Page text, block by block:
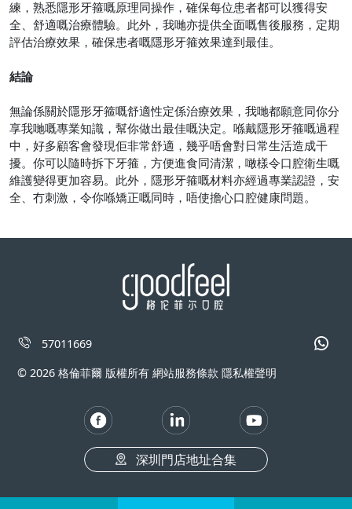
練，熟悉隱形牙箍嘅原理同操作，確保每位患者都可以獲得安
全、舒適嘅治療體驗。此外，我哋亦提供全面嘅售後服務，定期
評估治療效果，確保患者嘅隱形牙箍效果達到最佳。
結論
無論係關於隱形牙箍嘅舒適性定係治療效果，我哋都願意同你分
享我哋嘅專業知識，幫你做出最佳嘅決定。喺戴隱形牙箍嘅過程
中，好多顧客會發現佢非常舒適，幾乎唔會對日常生活造成干
擾。你可以隨時拆下牙箍，方便進食同清潔，噉樣令口腔衛生嘅
維護變得更加容易。此外，隱形牙箍嘅材料亦經過專業認證，安
全、冇刺激，令你喺矯正嘅同時，唔使擔心口腔健康問題。
57011669
© 2026 格倫菲爾 版權所有 網站服務條款 隱私權聲明
深圳門店地址合集